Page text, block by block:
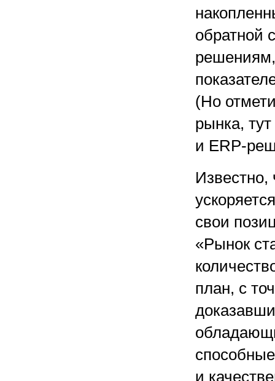
обратной
(Но
рынка,
и ERP-
Известно,
свои
«Рынок
план, с
и